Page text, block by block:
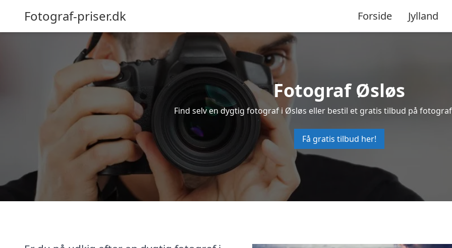
Fotograf-priser.dk Forside Jylland
Fotograf Øsløs
Find selv en dygtig fotograf i Øsløs eller bestil et gratis tilbud på
Få gratis tilbud her!